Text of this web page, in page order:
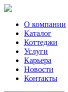
О компании
Каталог
Коттеджи
Услуги
Карьера
Новости
Контакты